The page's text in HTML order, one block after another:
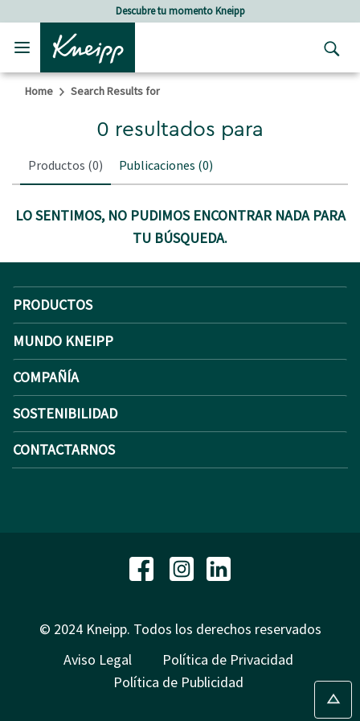
Skip to main content
Skip to footer contentDescubre tu momento Kneipp
Home Search Results for
0 resultados para
Productos (0) Publicaciones (0)
LO SENTIMOS, NO PUDIMOS ENCONTRAR NADA PARA
TU BÚSQUEDA.
PRODUCTOS
MUNDO KNEIPP
COMPAÑÍA
SOSTENIBILIDAD
CONTACTARNOS
© 2024 Kneipp. Todos los derechos reservados
Aviso Legal
Política de Privacidad
Política de Publicidad